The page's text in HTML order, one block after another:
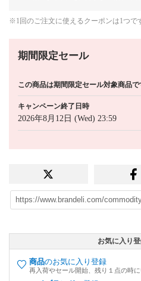
※1回のご注文に使えるクーポンは1つで
期間限定セール
この商品は期間限定セール対象商品で
キャンペーン終了日時
2026年8月12日 (Wed) 23:59
お気に入り
商品のお気に入り登録
再入荷やセール開始、残り１点の時